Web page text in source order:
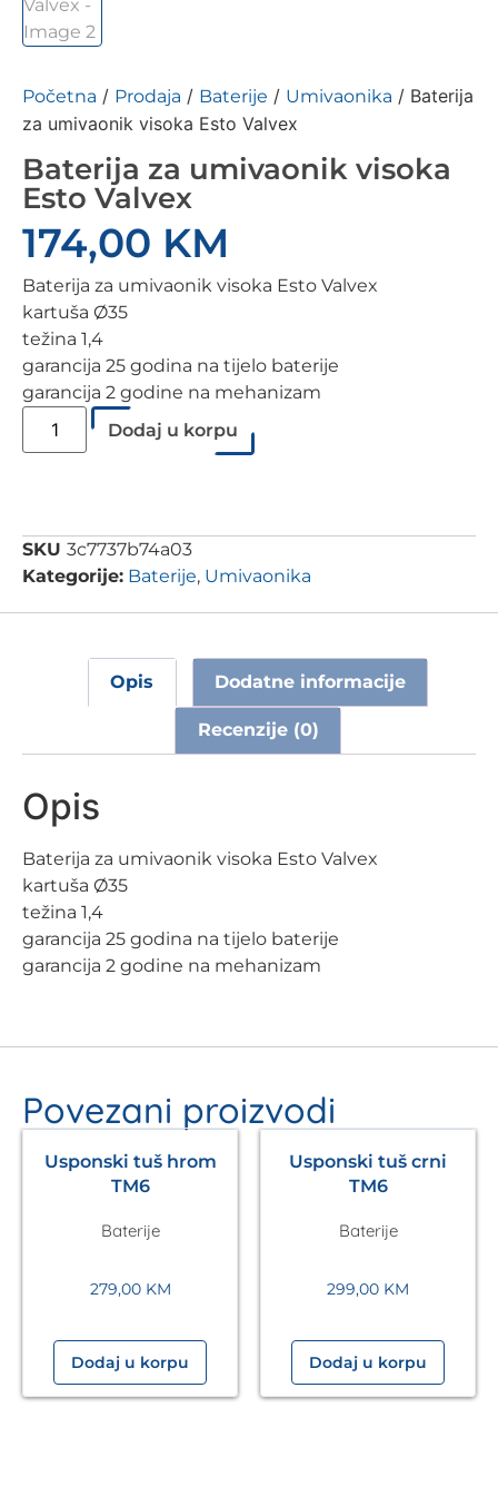
Početna / Prodaja / Baterije / Umivaonika / Baterija
za umivaonik visoka Esto Valvex
Baterija za umivaonik visoka
Esto Valvex
174,00 KM
Baterija za umivaonik visoka Esto Valvex
kartuša Ø35
težina 1,4
garancija 25 godina na tijelo baterije
garancija 2 godine na mehanizam
Dodaj u korpu
SKU 3c7737b74a03
Kategorije: Baterije, Umivaonika
Opis Dodatne informacije
Recenzije (0)
Opis
Baterija za umivaonik visoka Esto Valvex
kartuša Ø35
težina 1,4
garancija 25 godina na tijelo baterije
garancija 2 godine na mehanizam
Povezani proizvodi
Usponski tuš hrom
TM6
Baterije
279,00 KM
Dodaj u korpu
Usponski tuš crni
TM6
Baterije
299,00 KM
Dodaj u korpu